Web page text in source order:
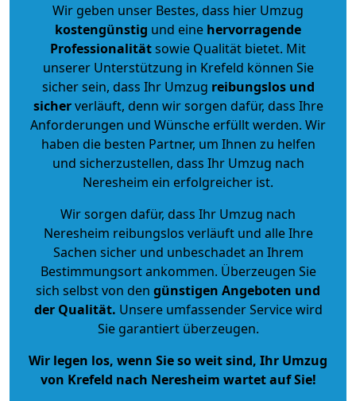
Wir geben unser Bestes, dass hier Umzug
kostengünstig und eine hervorragende
Professionalitätsowie Qualität bietet. Mit
unserer Unterstützung in Krefeld können Sie
sicher sein, dass Ihr Umzug reibungslos und
sicherverläuft, denn wir sorgen dafür, dass Ihre
Anforderungen und Wünsche erfüllt werden. Wir
haben die besten Partner, um Ihnen zu helfen
und sicherzustellen, dass Ihr Umzug nach
Neresheim ein erfolgreicher ist.
Wir sorgen dafür, dass Ihr Umzug nach
Neresheim reibungslos verläuft und alle Ihre
Sachen sicher und unbeschadet an Ihrem
Bestimmungsort ankommen. Überzeugen Sie
sich selbst von den günstigen Angeboten und
der Qualität. Unsere umfassender Service wird
Sie garantiert überzeugen.
Wir legen los, wenn Sie so weit sind, Ihr Umzug
von Krefeld nach Neresheim wartet auf Sie!